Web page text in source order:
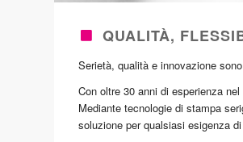
QUALITÀ,
Serietà, qualità e innovazione
Con oltre 30 anni di esperienza
Mediante tecnologie di stampa
soluzione per qualsiasi esigenza